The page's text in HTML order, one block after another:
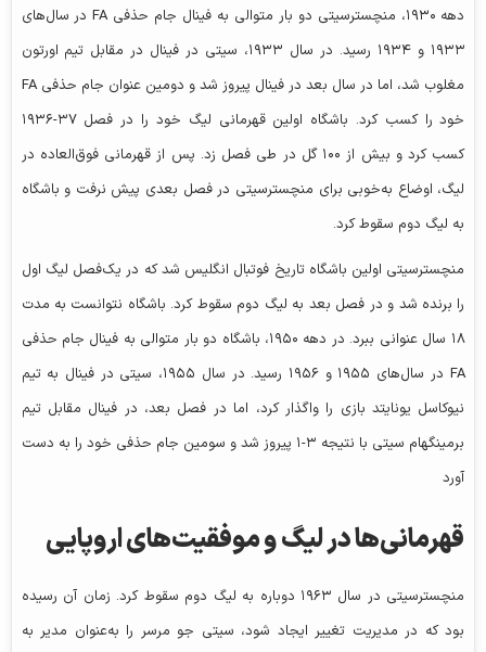
دهه ۱۹۳۰، منچسترسیتی دو بار متوالی به فینال جام حذفی FA در سال‌های
۱۹۳۳ و ۱۹۳۴ رسید. در سال ۱۹۳۳، سیتی در فینال در مقابل تیم اورتون
مغلوب شد، اما در سال بعد در فینال پیروز شد و دومین عنوان جام حذفی FA
خود را کسب کرد. باشگاه اولین قهرمانی لیگ خود را در فصل ۳۷-۱۹۳۶
کسب کرد و بیش از ۱۰۰ گل در طی فصل زد. پس از قهرمانی فوق‌العاده در
لیگ، اوضاع به‌خوبی برای منچسترسیتی در فصل بعدی پیش نرفت و باشگاه
به لیگ دوم سقوط کرد.
منچسترسیتی اولین باشگاه تاریخ فوتبال انگلیس شد که در یک‌فصل لیگ اول
را برنده شد و در فصل بعد به لیگ دوم سقوط کرد. باشگاه نتوانست به مدت
۱۸ سال عنوانی ببرد. در دهه ۱۹۵۰، باشگاه دو بار متوالی به فینال جام حذفی
FA در سال‌های ۱۹۵۵ و ۱۹۵۶ رسید. در سال ۱۹۵۵، سیتی در فینال به تیم
نیوکاسل یونایتد بازی را واگذار کرد، اما در فصل بعد، در فینال مقابل تیم
برمینگهام سیتی با نتیجه ۳-۱ پیروز شد و سومین جام حذفی خود را به دست
آورد
قهرمانی‌ها در لیگ و موفقیت‌های اروپایی
منچسترسیتی در سال ۱۹۶۳ دوباره به لیگ دوم سقوط کرد. زمان آن رسیده
بود که در مدیریت تغییر ایجاد شود، سیتی جو مرسر را به‌عنوان مدیر به